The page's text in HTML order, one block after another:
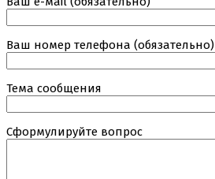
Ваш номер телефона (обязательно)
Тема сообщения
Сформулируйте вопрос